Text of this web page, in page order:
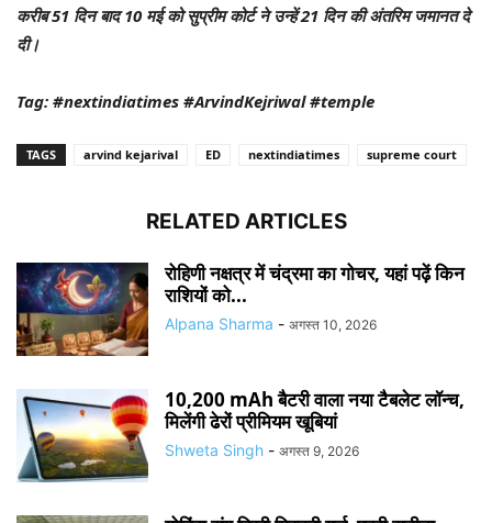
करीब 51 दिन बाद 10 मई को सुप्रीम कोर्ट ने उन्हें 21 दिन की अंतरिम जमानत दे
दी।
Tag: #nextindiatimes #ArvindKejriwal #temple
TAGS arvind kejarival ED nextindiatimes supreme court
RELATED ARTICLES
रोहिणी नक्षत्र में चंद्रमा का गोचर, यहां पढ़ें किन
राशियों को...
Alpana Sharma - अगस्त 10, 2026
10,200 mAh बैटरी वाला नया टैबलेट लॉन्च,
मिलेंगी ढेरों प्रीमियम खूबियां
Shweta Singh - अगस्त 9, 2026